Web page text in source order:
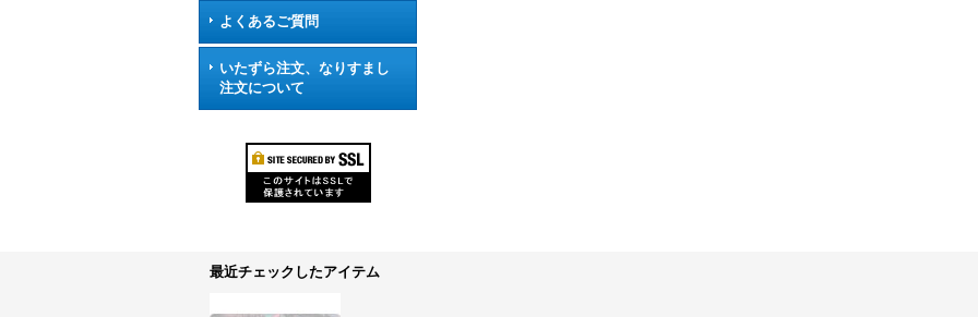
よくあるご質問
いたずら注文、なりすまし
注文について
最近チェックしたアイテム